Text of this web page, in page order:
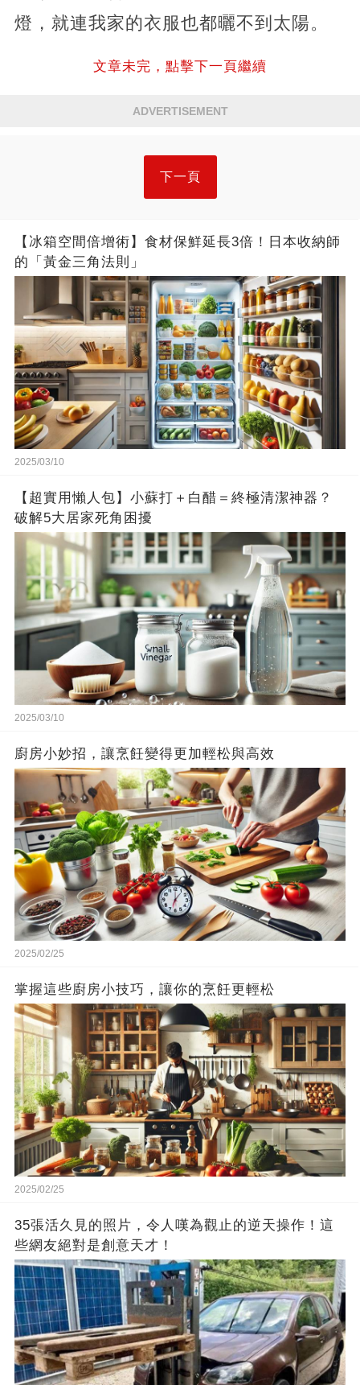
燈，就連我家的衣服也都曬不到太陽。
文章未完，點擊下一頁繼續
ADVERTISEMENT
下一頁
【冰箱空間倍增術】食材保鮮延長3倍！日本收納師
的「黃金三角法則」
2025/03/10
【超實用懶人包】小蘇打＋白醋＝終極清潔神器？
破解5大居家死角困擾
2025/03/10
廚房小妙招，讓烹飪變得更加輕松與高效
2025/02/25
掌握這些廚房小技巧，讓你的烹飪更輕松
2025/02/25
35張活久見的照片，令人嘆為觀止的逆天操作！這
些網友絕對是創意天才！